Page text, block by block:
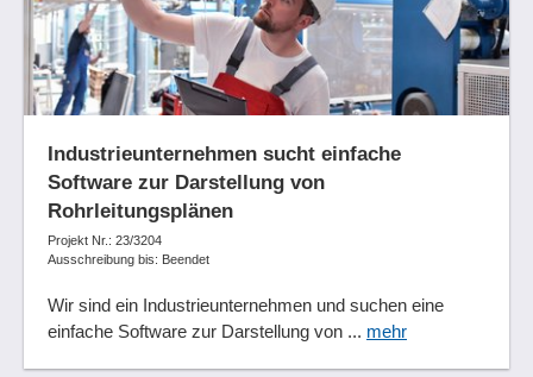
Industrieunternehmen sucht einfache
Software zur Darstellung von
Rohrleitungsplänen
Projekt Nr.: 23/3204
Ausschreibung bis: Beendet
Wir sind ein Industrieunternehmen und suchen eine
einfache Software zur Darstellung von ... mehr